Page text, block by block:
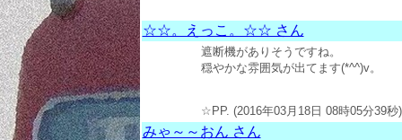
☆☆。えっこ。☆☆ さん
遮断機がありそうですね。
穏やかな雰囲気が出てます(*^^)v。
☆PP. (2016年03月18日 08時05分39秒)
みゃ～～おん さん